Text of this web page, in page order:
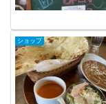
ショップ